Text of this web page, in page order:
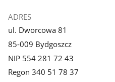
ADRES
ul. Dworcowa 81
85-009 Bydgoszcz
NIP 554 281 72 43
Regon 340 51 78 37